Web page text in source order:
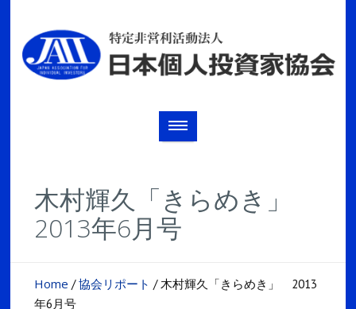
木村輝久「きらめき」
2013年6月号
Home /協会リポート /木村輝久「きらめき」 2013
年6月号